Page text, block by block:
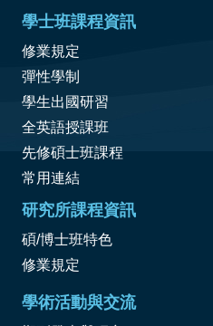
學士班課程資訊
修業規定
彈性學制
學生出國研習
全英語授課班
先修碩士班課程
常用連結
研究所課程資訊
碩/博士班特色
修業規定
學術活動與交流